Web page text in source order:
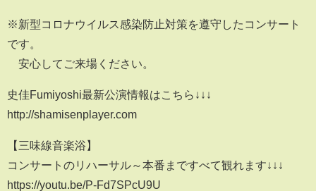
※新型コロナウイルス感染防止対策を遵守したコンサート
です。
安心してご来場ください。
史佳Fumiyoshi最新公演情報はこちら↓↓↓
http://shamisenplayer.com
【三味線音楽浴】
コンサートのリハーサル～本番まですべて観れます↓↓↓
https://youtu.be/P-Fd7SPcU9U